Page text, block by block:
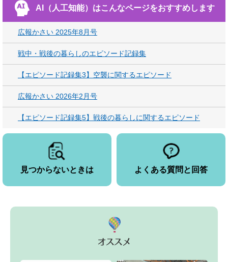
AI（人工知能）はこんなページをおすすめします
広報かさい 2025年8月号
戦中・戦後の暮らしのエピソード記録集
【エピソード記録集3】空襲に関するエピソード
広報かさい 2026年2月号
【エピソード記録集5】戦後の暮らしに関するエピソード
見つからないときは よくある質問と回答